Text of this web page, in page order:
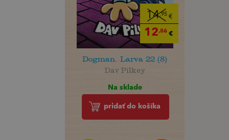
14,95 €
12,86 €
Dogman. Larva 22 (8)
Dav Pilkey
Na sklade
pridať do košíka